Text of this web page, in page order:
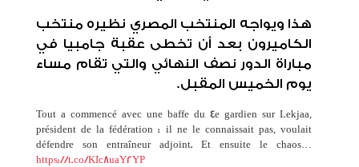
هذا ويواجه المنتخب المصري نظيره منتخب
الكاميرون بعد أن تخطى عقبة جامبيا في
مباراة الدور نصف النهائي والتي تقام مساء
يوم الخميس المقبل.
Tout a commencé avec une baffe du 4e gardien sur Lekjaa,
président de la fédération : il ne le connaissait pas, voulait
défendre son entraîneur adjoint. Et ensuite le chaos…
https://t.co/KIc8uaY2YP